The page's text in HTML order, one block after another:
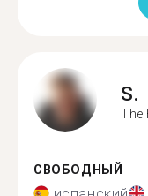
S.
The
СВОБОДНЫЙ